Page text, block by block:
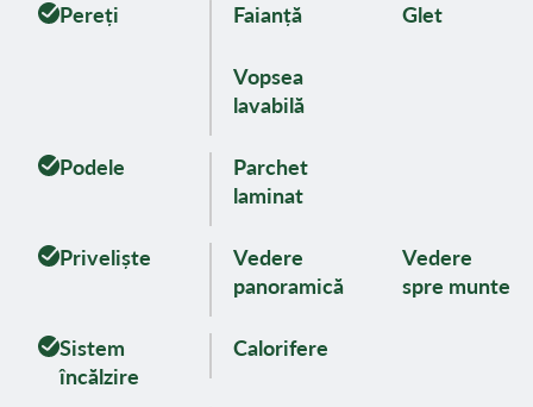
Pereți Faianță Glet
Vopsea
lavabilă
Podele
Parchet
laminat
Priveliște
Vedere
panoramică
Vedere
spre munte
Sistem
încălzire
Calorifere